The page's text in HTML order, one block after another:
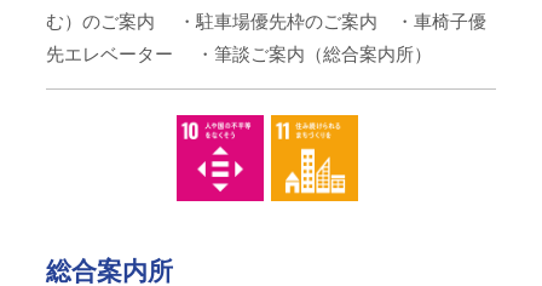
む）のご案内
・駐車場優先枠のご案内 ・車椅子優
先エレベーター
・筆談ご案内（総合案内所）
総合案内所